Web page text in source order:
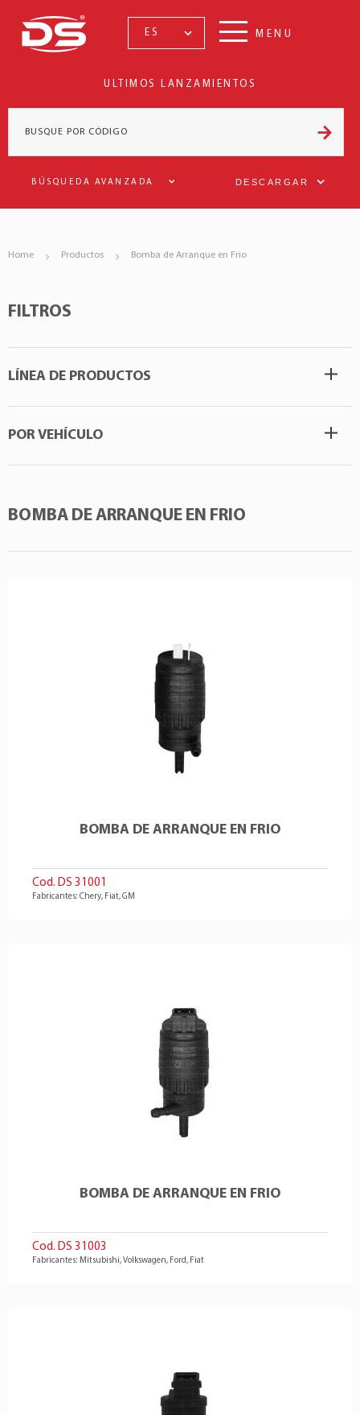
ES MENU
ULTIMOS LANZAMIENTOS
BÚSQUEDA AVANZADA DESCARGAR
Home Productos Bomba de Arranque en Frio
FILTROS
LÍNEA DE PRODUCTOS
POR VEHÍCULO
BOMBA DE ARRANQUE EN FRIO
BOMBA DE ARRANQUE EN FRIO
Cod. DS 31001
Fabricantes: Chery, Fiat, GM
BOMBA DE ARRANQUE EN FRIO
Cod. DS 31003
Fabricantes: Mitsubishi, Volkswagen, Ford, Fiat